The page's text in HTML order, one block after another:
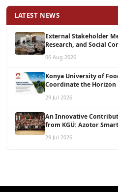
LATEST NEWS
External Stakeholder
Research, and Social
06 Aug 2026
Konya University of
Coordinate the Horizon
29 Jul 2026
An Innovative
from KGÜ: Azotor
29 Jul 2026